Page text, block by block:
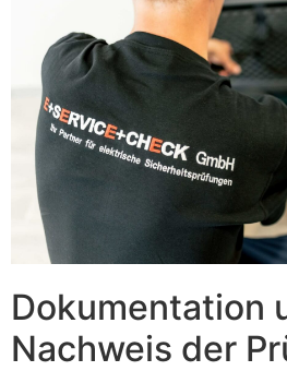
Dokumentation
Nachweis der